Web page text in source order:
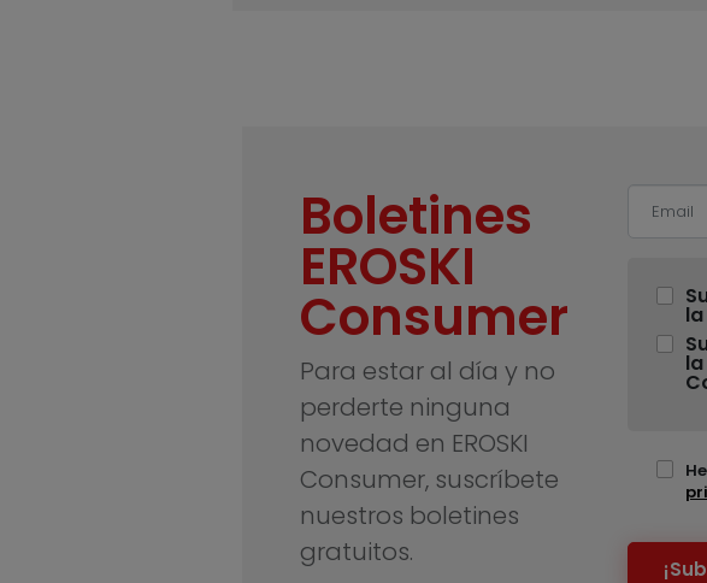
Boletines
EROSKI
Consumer
Para estar al día y no
perderte ninguna
novedad en EROSKI
Consumer, suscríbete
nuestros boletines
gratuitos.